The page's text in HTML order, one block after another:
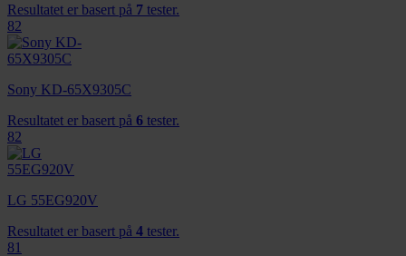
Resultatet er basert på 7 tester.
82
Sony KD-65X9305C
Resultatet er basert på 6 tester.
82
LG 55EG920V
Resultatet er basert på 4 tester.
81